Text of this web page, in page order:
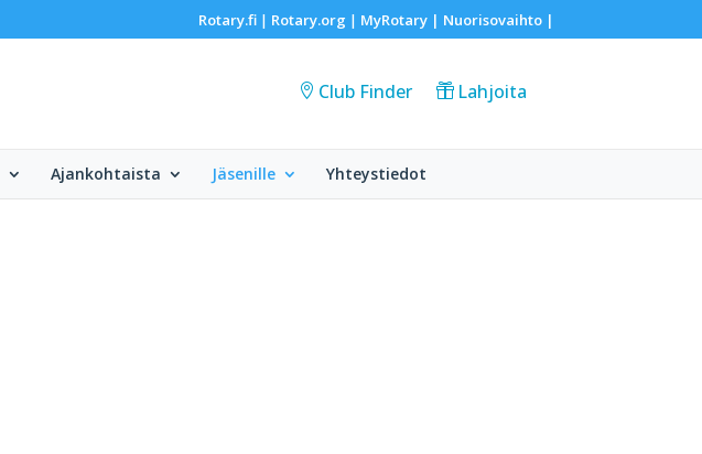
Rotary.fi| Rotary.org | MyRotary | Nuorisovaihto|
Club Finder Lahjoita
Ajankohtaista Jäsenille Yhteystiedot